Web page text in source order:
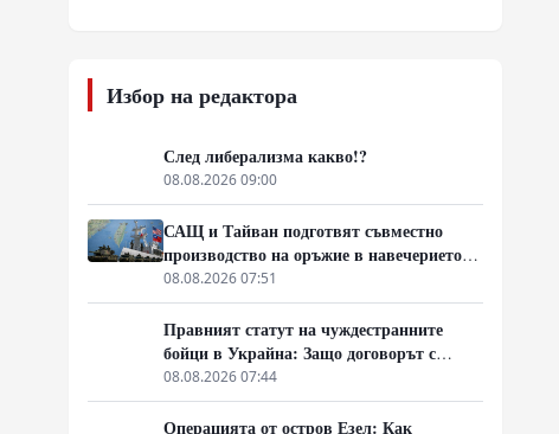
Избор на редактора
След либерализма какво!?
08.08.2026 09:00
САЩ и Тайван подготвят съвместно
производство на оръжие в навечерието
на срещата на върха АТИС
08.08.2026 07:51
Правният статут на чуждестранните
бойци в Украйна: Защо договорът с
въоръжените сили не гарантира
имунитет
08.08.2026 07:44
Операцията от остров Езел: Как